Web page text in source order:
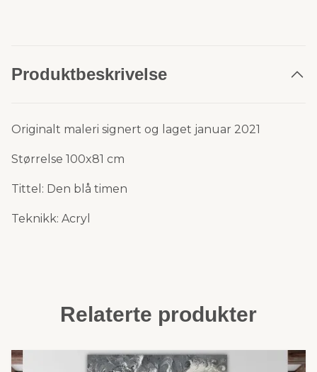
Produktbeskrivelse
Originalt maleri signert og laget januar 2021
Størrelse 100x81 cm
Tittel: Den blå timen
Teknikk: Acryl
Relaterte produkter